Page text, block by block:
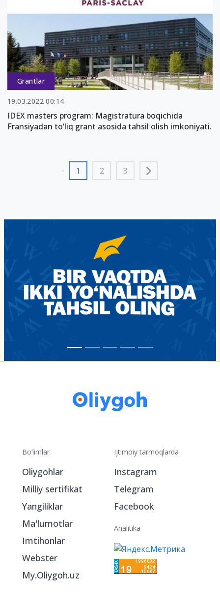
Grantlar
19.03.2022 00:14
IDEX masters program: Magistratura boqichida
Fransiyadan to‘liq grant asosida tahsil olish imkoniyati.
1 2 3
Bo‘limlar
Oliygohlar
Milliy sertifikat
Yangiliklar
Ma'lumotlar
Imtihonlar
Webster
My.Oliygoh.uz
Ijtimoiy tarmoqlarda
Instagram
Telegram
Facebook
Analitika